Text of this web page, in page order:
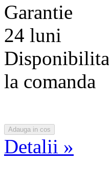
Garantie
24 luni
la comanda
Detalii »